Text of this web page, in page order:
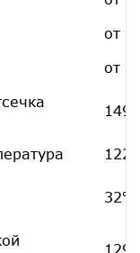
от
от
149
122